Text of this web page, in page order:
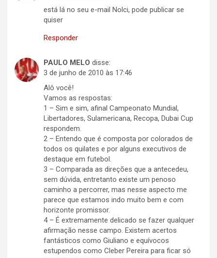
está lá no seu e-mail Nolci, pode publicar se
quiser
Responder
PAULO MELO disse:
3 de junho de 2010 às 17:46
Alô você!
Vamos as respostas:
1 – Sim e sim, afinal Campeonato Mundial,
Libertadores, Sulamericana, Recopa, Dubai Cup
respondem.
2 – Entendo que é composta por colorados de
todos os quilates e por alguns executivos de
destaque em futebol.
3 – Comparada as direções que a antecedeu,
sem dúvida, entretanto existe um penoso
caminho a percorrer, mas nesse aspecto me
parece que estamos indo muito bem e com
horizonte promissor.
4 – É extremamente delicado se fazer qualquer
afirmação nesse campo. Existem acertos
fantásticos como Giuliano e equívocos
estupendos como Cleber Pereira para ficar só